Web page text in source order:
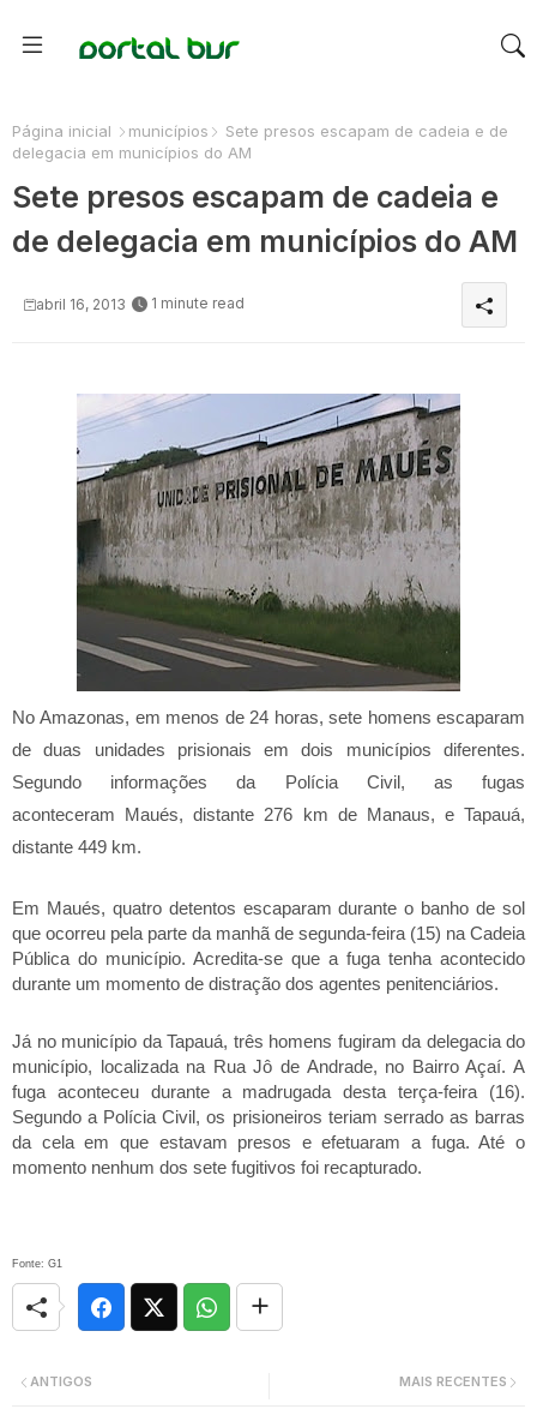
Página inicial municípios
Sete presos escapam de cadeia e de
delegacia em municípios do AM
Sete presos escapam de cadeia e
de delegacia em municípios do AM
abril 16, 2013 1 minute read
NoAmazonas, em menos de 24 horas, sete homens escaparam
de duas unidades prisionais em dois municípios diferentes.
Segundo informações da Polícia Civil, as fugas
aconteceram Maués, distante 276 km de Manaus, e Tapauá,
distante 449 km.
Em Maués, quatro detentos escaparam durante o banho de sol
que ocorreu pela parte da manhã de segunda-feira (15) na Cadeia
Pública do município. Acredita-se que a fuga tenha acontecido
durante um momento de distração dos agentes penitenciários.
Já no município da Tapauá, três homens fugiram da delegacia do
município, localizada na Rua Jô de Andrade, no Bairro Açaí. A
fuga aconteceu durante a madrugada desta terça-feira (16).
Segundo a Polícia Civil, os prisioneiros teriam serrado as barras
da cela em que estavam presos e efetuaram a fuga. Até o
momento nenhum dos sete fugitivos foi recapturado.
Fonte: G1
MAIS RECENTES
ANTIGOS